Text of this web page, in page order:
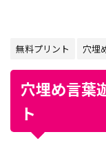
無料プリント 穴埋
穴埋め言葉
ト